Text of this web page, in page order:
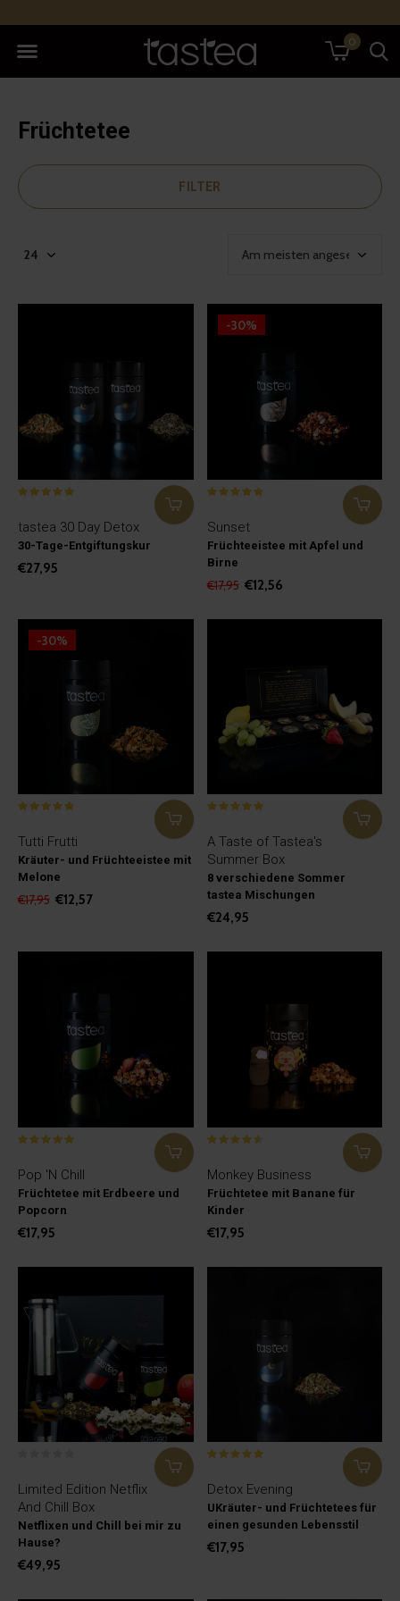
0
Früchtetee
FILTER
tastea 30 Day Detox
30-Tage-Entgiftungskur
€27,95
-30%
Sunset
Früchteeistee mit Apfel und
Birne
€17,95 €12,56
-30%
Tutti Frutti
Kräuter- und Früchteeistee mit
Melone
€17,95 €12,57
A Taste of Tastea's
Summer Box
8 verschiedene Sommer
tastea Mischungen
€24,95
Pop 'N Chill
Früchtetee mit Erdbeere und
Popcorn
€17,95
Monkey Business
Früchtetee mit Banane für
Kinder
€17,95
Limited Edition Netflix
And Chill Box
Netflixen und Chill bei mir zu
Hause?
€49,95
Detox Evening
UKräuter- und Früchtetees für
einen gesunden Lebensstil
€17,95